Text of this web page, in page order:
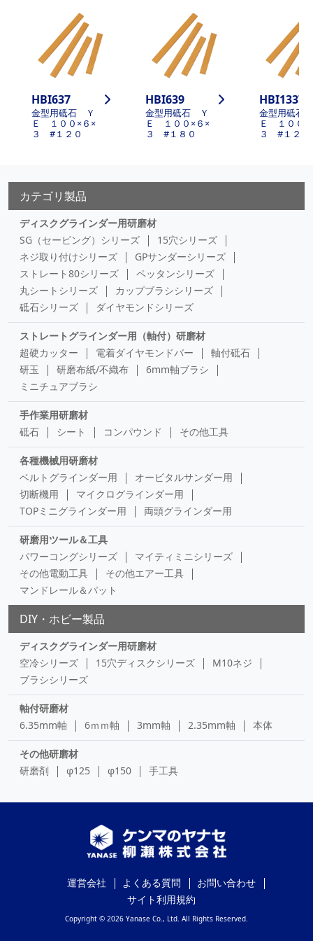
HBI637
金型用砥石 Ｙ
Ｅ １００×６×
３ #１２０
HBI639
金型用砥石 Ｙ
Ｅ １００×６×
３ #１８０
HBI1337
金型用砥石
Ｅ １００×
３ #１２０
カテゴリ製品
ディスクグラインダー用研磨材
SG（セービング）シリーズ
15穴シリーズ
ネジ取り付けシリーズ
GPサンダーシリーズ
ストレート80シリーズ
ペッタンシリーズ
丸シートシリーズ
カップブラシシリーズ
砥石シリーズ
ダイヤモンドシリーズ
ストレートグラインダー用（軸付）研磨材
超硬カッター
電着ダイヤモンドバー
軸付砥石
研玉
研磨布紙/不織布
6mm軸ブラシ
ミニチュアブラシ
手作業用研磨材
砥石
シート コンパウンド その他工具
各種機械用研磨材
ベルトグラインダー用
オービタルサンダー用
切断機用
マイクログラインダー用
TOPミニグラインダー用
両頭グラインダー用
研磨用ツール＆工具
パワーコングシリーズ
マイティミニシリーズ
その他電動工具
その他エアー工具
マンドレール＆パット
DIY・ホビー製品
ディスクグラインダー用研磨材
空冷シリーズ
15穴ディスクシリーズ
M10ネジ
ブラシシリーズ
軸付研磨材
6.35mm軸
6ｍｍ軸 3mm軸 2.35mm軸 本体
その他研磨材
研磨剤
φ125 φ150 手工具
運営会社 よくある質問
お問い合わせ
サイト利用規約
Copyright © 2026 Yanase Co., Ltd. All Rights Reserved.